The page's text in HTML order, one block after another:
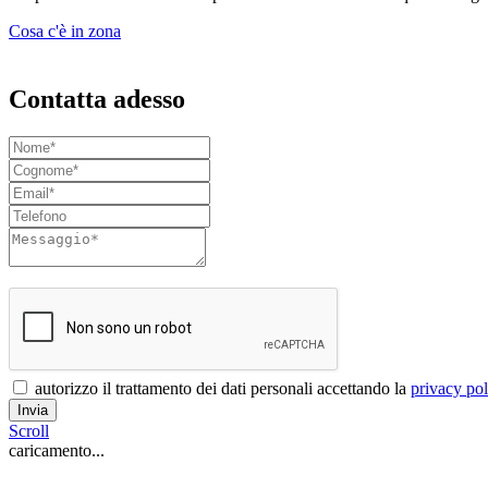
Cosa c'è in zona
Contatta adesso
autorizzo il trattamento dei dati personali accettando la privacy
Invia
Scroll
caricamento...